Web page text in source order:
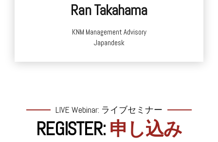
Ran Takahama
KNM Management Advisory
Japandesk
LIVE Webinar: ライブセミナー
REGISTER: 申し込み